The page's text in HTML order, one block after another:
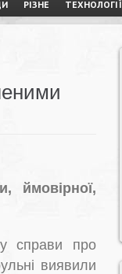
РІЗНЕ ТЕХНОЛОГІЇ
ймовірної,
справи про
виявили